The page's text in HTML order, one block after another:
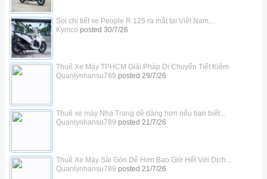
Soi chi tiết xe People R 125 ra mắt tại Việt Nam,...
Kymco posted 30/7/26
Thuê Xe Máy TPHCM Giải Pháp Di Chuyển Tiết Kiệm
Quanlynhansu789 posted 29/7/26
Thuê xe máy Nha Trang dễ dàng hơn nếu bạn biết...
Quanlynhansu789 posted 21/7/26
Thuê Xe Máy Sài Gòn Dễ Hơn Bao Giờ Hết Với Dịch...
Quanlynhansu789 posted 21/7/26